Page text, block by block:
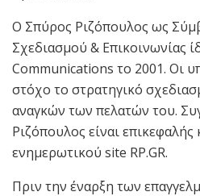
Ο Σπύρος Ριζόπουλος ως
Σχεδιασμού & Επικοινωνίας
Communications το 2001. Οι
στόχο το στρατηγικό
αναγκών των πελατών του.
Ριζόπουλος είναι επικεφαλής
ενημερωτικού site RP.GR.
Πριν την έναρξη των